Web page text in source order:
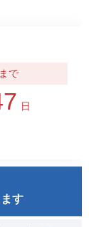
日
す